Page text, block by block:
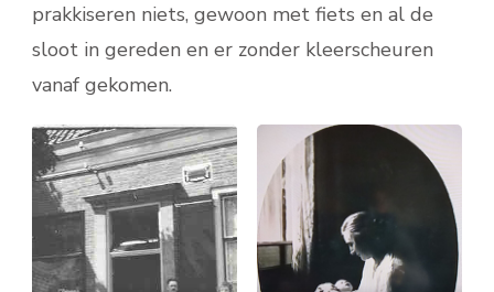
prakkiseren niets, gewoon met fiets en al de
sloot in gereden en er zonder kleerscheuren
vanaf gekomen.